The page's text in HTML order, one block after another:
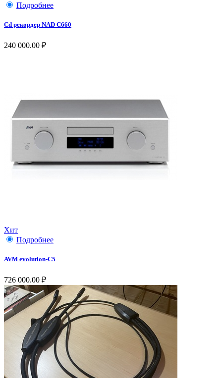
Подробнее
Сd рекордер NAD C660
240 000.00 ₽
Хит
Подробнее
AVM evolution-C5
726 000.00 ₽